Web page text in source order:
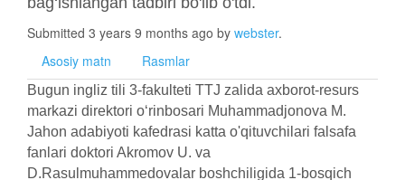
Submitted 3 years 9 months ago by webster.
Asosiy matn
Rasmlar
Bugun ingliz tili 3-fakulteti TTJ zalida axborot-resurs
markazi direktori o‘rinbosari Muhammadjonova M.
Jahon adabiyoti kafedrasi katta o'qituvchilari falsafa
fanlari doktori Akromov U. va
D.Rasulmuhammedovalar boshchiligida 1-bosqich